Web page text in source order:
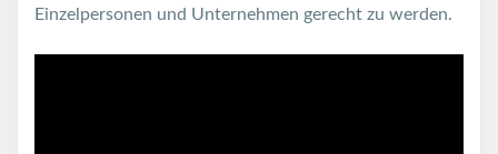
Einzelpersonen und Unternehmen gerecht zu werden.